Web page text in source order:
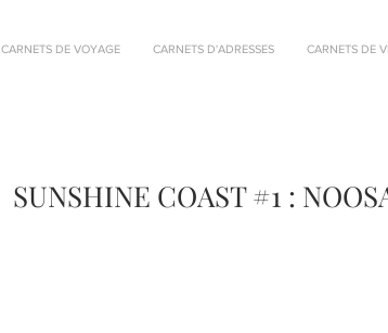
CARNETS DE VOYAGE CARNETS D'ADRESSES CARNETS DE
SUNSHINE COAST #1 :